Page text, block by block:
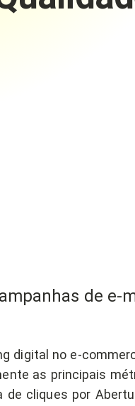
de e-
digital no e-
as principais
de cliques por